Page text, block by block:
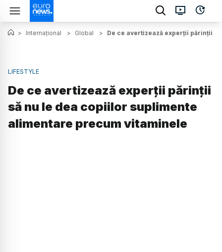
> Internațional > Global > De ce avertizează experții părinții
LIFESTYLE
De ce avertizează experții părinții
să nu le dea copiilor suplimente
alimentare precum vitaminele